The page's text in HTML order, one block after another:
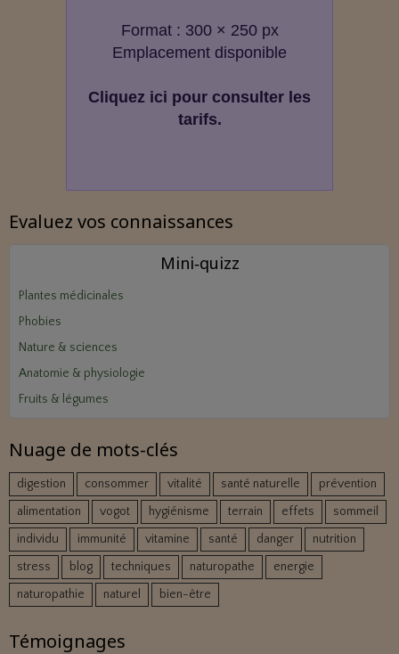
Format : 300 × 250 px
Emplacement disponible
Cliquez ici pour consulter les
tarifs.
Evaluez vos connaissances
Mini‑quizz
Plantes médicinales
Phobies
Nature & sciences
Anatomie & physiologie
Fruits & légumes
Nuage de mots-clés
digestion consommer vitalité santé naturelle
prévention
alimentation
vogot hygiénisme terrain effets
sommeil
individu
immunité vitamine santé danger
nutrition
stress
blog techniques naturopathe
energie
naturopathie
naturel bien-être
Témoignages